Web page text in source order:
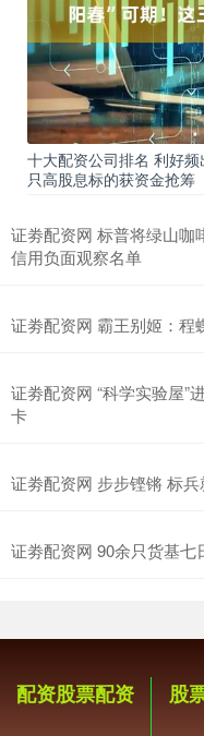
十大配资公司排名 利好
只高股息标的获资金抢筹
证劵配资网 标普将绿山咖
信用负面观察名单
证劵配资网 霸王别姬：程
证劵配资网 “科学实验屋”
卡
证劵配资网 步步铿锵 标
证劵配资网 90余只货基七
配资股票配资
股